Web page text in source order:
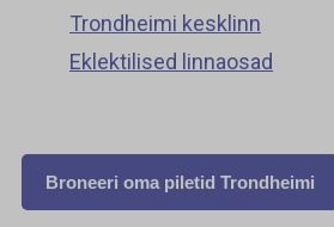
Trondheimi kesklinn
Eklektilised linnaosad
Broneeri oma piletid Trondheimi